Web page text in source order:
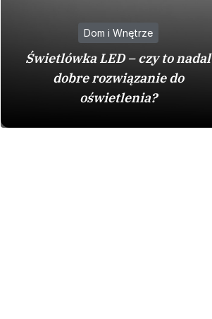
Dom i Wnętrze
Świetlówka LED – czy to nadal
dobre rozwiązanie do
oświetlenia?